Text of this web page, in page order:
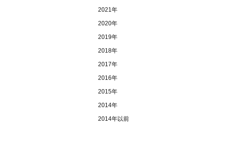
2021年
2020年
2019年
2018年
2017年
2016年
2015年
2014年
2014年以前